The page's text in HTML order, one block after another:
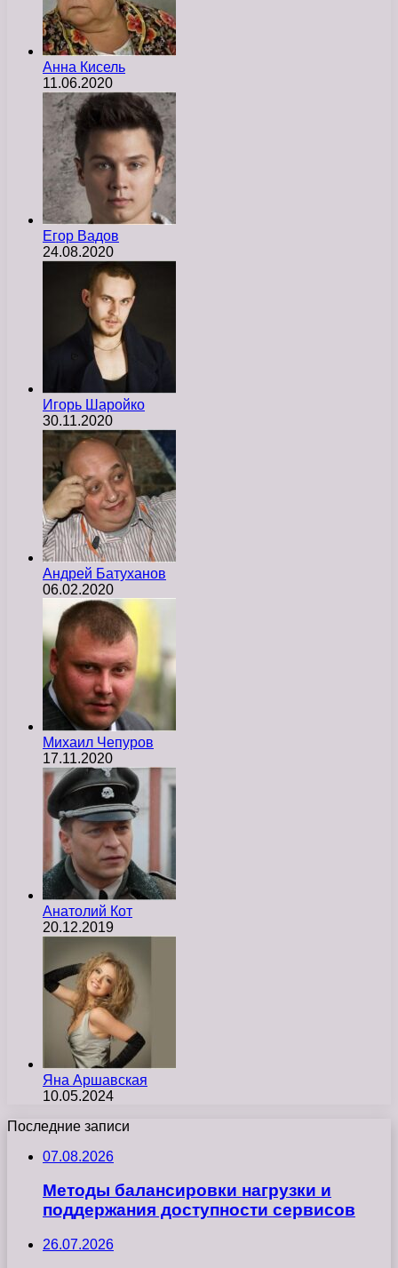
Анна Кисель
11.06.2020
Егор Вадов
24.08.2020
Игорь Шаройко
30.11.2020
Андрей Батуханов
06.02.2020
Михаил Чепуров
17.11.2020
Анатолий Кот
20.12.2019
Яна Аршавская
10.05.2024
Последние записи
07.08.2026
Методы балансировки нагрузки и
поддержания доступности сервисов
26.07.2026